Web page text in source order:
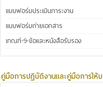
แบบฟอร์มประเมินภาระงาน
แบบฟอร์มถ่ายเอกสาร
เกณฑ์-9-ข้อและหนังสือรับรอง
คู่มือการปฏิบัติงานและคู่มือการให้